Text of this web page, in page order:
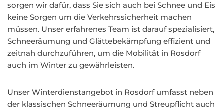
sorgen wir dafür, dass Sie sich auch bei Schnee und Eis
keine Sorgen um die Verkehrssicherheit machen
müssen. Unser erfahrenes Team ist darauf spezialisiert,
Schneeräumung und Glättebekämpfung effizient und
zeitnah durchzuführen, um die Mobilität in Rosdorf
auch im Winter zu gewährleisten.
Unser Winterdienstangebot in Rosdorf umfasst neben
der klassischen Schneeräumung und Streupflicht auch